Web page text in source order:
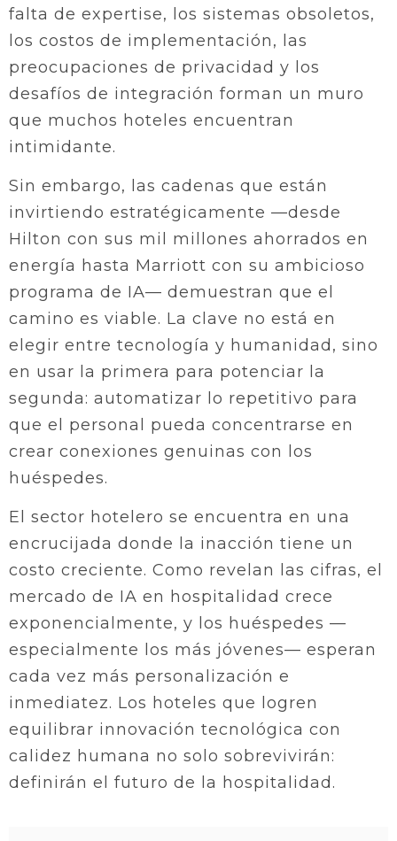
falta de expertise, los sistemas obsoletos,
los costos de implementación, las
preocupaciones de privacidad y los
desafíos de integración forman un muro
que muchos hoteles encuentran
intimidante.
Sin embargo, las cadenas que están
invirtiendo estratégicamente —desde
Hilton con sus mil millones ahorrados en
energía hasta Marriott con su ambicioso
programa de IA— demuestran que el
camino es viable. La clave no está en
elegir entre tecnología y humanidad, sino
en usar la primera para potenciar la
segunda: automatizar lo repetitivo para
que el personal pueda concentrarse en
crear conexiones genuinas con los
huéspedes.
El sector hotelero se encuentra en una
encrucijada donde la inacción tiene un
costo creciente. Como revelan las cifras, el
mercado de IA en hospitalidad crece
exponencialmente, y los huéspedes —
especialmente los más jóvenes— esperan
cada vez más personalización e
inmediatez. Los hoteles que logren
equilibrar innovación tecnológica con
calidez humana no solo sobrevivirán:
definirán el futuro de la hospitalidad.